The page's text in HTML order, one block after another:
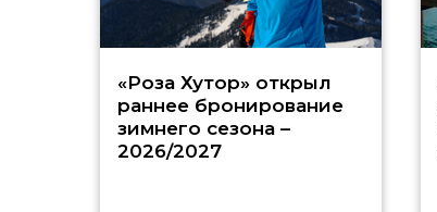
«Роза Хутор» открыл
раннее бронирование
зимнего сезона –
2026/2027